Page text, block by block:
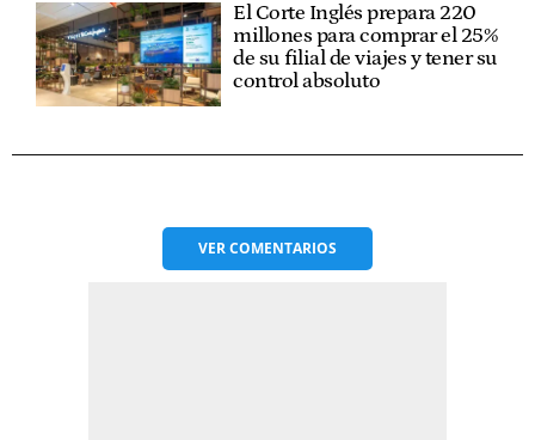
El Corte Inglés prepara 220
millones para comprar el 25%
de su filial de viajes y tener su
control absoluto
VERCOMENTARIOS